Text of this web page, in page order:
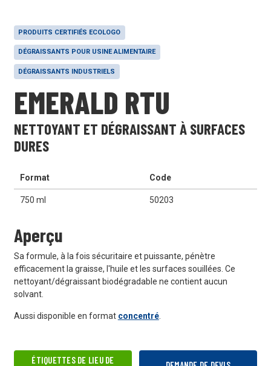
PRODUITS CERTIFIÉS ECOLOGO
DÉGRAISSANTS POUR USINE ALIMENTAIRE
DÉGRAISSANTS INDUSTRIELS
EMERALD RTU
NETTOYANT ET DÉGRAISSANT À SURFACES
DURES
Format Code
750 ml 50203
Aperçu
Sa formule, à la fois sécuritaire et puissante, pénètre
efficacement la graisse, l'huile et les surfaces souillées. Ce
nettoyant/dégraissant biodégradable ne contient aucun
solvant.
Aussi disponible en format concentré.
ÉTIQUETTES DE LIEU DE